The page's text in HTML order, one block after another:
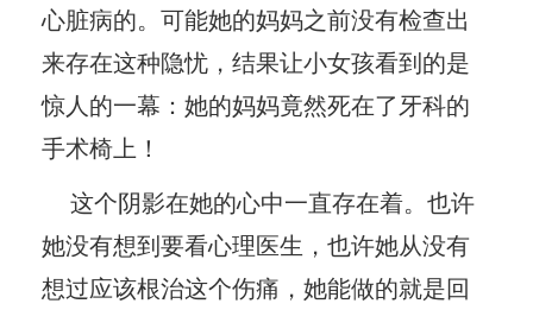
心脏病的。可能她的妈妈之前没有检查出
来存在这种隐忧，结果让小女孩看到的是
惊人的一幕：她的妈妈竟然死在了牙科的
手术椅上！
这个阴影在她的心中一直存在着。也许
她没有想到要看心理医生，也许她从没有
想过应该根治这个伤痛，她能做的就是回